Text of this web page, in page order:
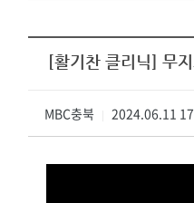
시청자 FLEX
특집프로그램
종영프로그램
[활기찬 클리닉] 무
MBC충북 2024.06.11